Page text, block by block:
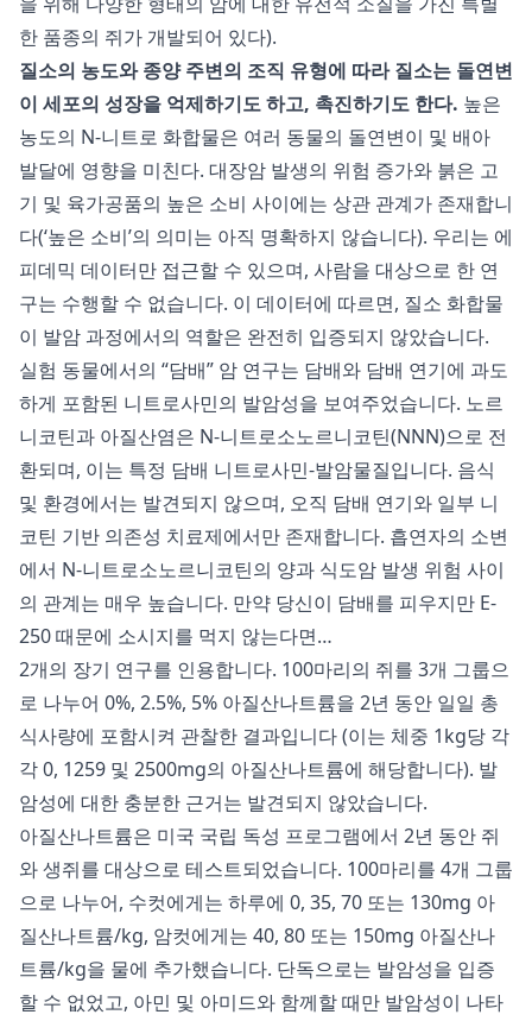
한 품종의 쥐가 개발되어 있다).
질소의 농도와 종양 주변의 조직 유형에 따라 질소는 돌연변
이 세포의 성장을 억제하기도 하고, 촉진하기도 한다. 높은
농도의 N-니트로 화합물은 여러 동물의 돌연변이 및 배아
발달에 영향을 미친다. 대장암 발생의 위험 증가와 붉은 고
기 및 육가공품의 높은 소비 사이에는 상관 관계가 존재합니
다(‘높은 소비’의 의미는 아직 명확하지 않습니다). 우리는 에
피데믹 데이터만 접근할 수 있으며, 사람을 대상으로 한 연
구는 수행할 수 없습니다. 이 데이터에 따르면, 질소 화합물
이 발암 과정에서의 역할은 완전히 입증되지 않았습니다.
실험 동물에서의 “담배” 암 연구는 담배와 담배 연기에 과도
하게 포함된 니트로사민의 발암성을 보여주었습니다. 노르
니코틴과 아질산염은 N-니트로소노르니코틴(NNN)으로 전
환되며, 이는 특정 담배 니트로사민-발암물질입니다. 음식
및 환경에서는 발견되지 않으며, 오직 담배 연기와 일부 니
코틴 기반 의존성 치료제에서만 존재합니다. 흡연자의 소변
에서 N-니트로소노르니코틴의 양과 식도암 발생 위험 사이
의 관계는 매우 높습니다. 만약 당신이 담배를 피우지만 E-
250 때문에 소시지를 먹지 않는다면…
2개의 장기 연구를 인용합니다. 100마리의 쥐를 3개 그룹으
로 나누어 0%, 2.5%, 5% 아질산나트륨을 2년 동안 일일 총
식사량에 포함시켜 관찰한 결과입니다 (이는 체중 1kg당 각
각 0, 1259 및 2500mg의 아질산나트륨에 해당합니다). 발
암성에 대한 충분한 근거는 발견되지 않았습니다.
아질산나트륨은 미국 국립 독성 프로그램에서 2년 동안 쥐
와 생쥐를 대상으로 테스트되었습니다. 100마리를 4개 그룹
으로 나누어, 수컷에게는 하루에 0, 35, 70 또는 130mg 아
질산나트륨/kg, 암컷에게는 40, 80 또는 150mg 아질산나
트륨/kg을 물에 추가했습니다. 단독으로는 발암성을 입증
할 수 없었고, 아민 및 아미드와 함께할 때만 발암성이 나타